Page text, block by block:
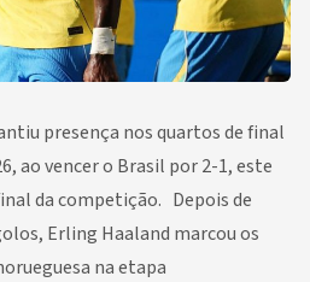
presença nos quartos de final
ao vencer o Brasil por 2-1, este
da competição. Depois de
Erling Haaland marcou os
na etapa